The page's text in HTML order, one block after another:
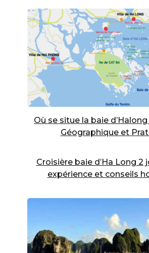
Où se situe la baie
Géographique et
Croisière baie d’Ha Long 2
expérience et conseils